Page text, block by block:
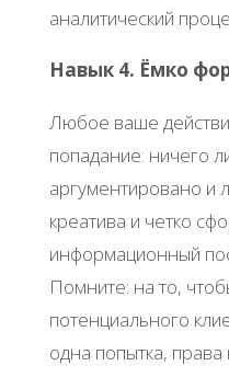
аналитический
Навык 4. Ёмко
Любое ваше
попадание: ничего
аргументировано и
креатива и четко
информационный
Помните: на то,
потенциального
одна попытка,